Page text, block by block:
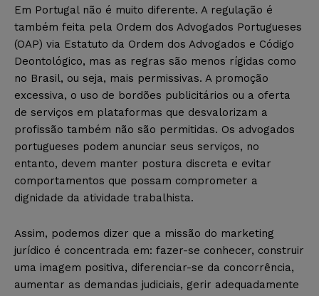
Em Portugal não é muito diferente. A regulação é
também feita pela Ordem dos Advogados Portugueses
(OAP) via Estatuto da Ordem dos Advogados e Código
Deontológico, mas as regras são menos rígidas como
no Brasil, ou seja, mais permissivas. A promoção
excessiva, o uso de bordões publicitários ou a oferta
de serviços em plataformas que desvalorizam a
profissão também não são permitidas. Os advogados
portugueses podem anunciar seus serviços, no
entanto, devem manter postura discreta e evitar
comportamentos que possam comprometer a
dignidade da atividade trabalhista.
Assim, podemos dizer que a missão do marketing
jurídico é concentrada em: fazer-se conhecer, construir
uma imagem positiva, diferenciar-se da concorrência,
aumentar as demandas judiciais, gerir adequadamente